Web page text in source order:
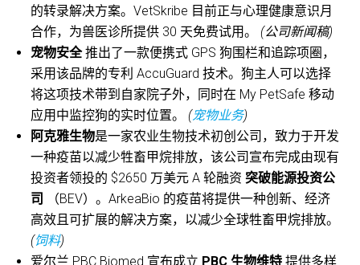
的转录解决方案。VetSkribe 目前正与心理健康意识月
合作，为兽医诊所提供 30 天免费试用。 (公司新闻稿)
宠物安全推出了一款便携式 GPS 狗围栏和追踪项圈，
采用该品牌的专利 AccuGuard 技术。狗主人可以选择
将这项技术带到自家院子外，同时在 My PetSafe 移动
应用中监控狗的实时位置。
(宠物业务)
阿克雅生物是一家农业生物技术初创公司，致力于开发
一种疫苗以减少牲畜甲烷排放，该公司宣布完成由现有
投资者领投的 $2650 万美元 A 轮融资突破能源投资公
司
（BEV）。ArkeaBio 的疫苗将提供一种创新、经济
高效且可扩展的解决方案，以减少全球牲畜甲烷排放。
(饲料)
爱尔兰 PBC Biomed 宣布成立 PBC 生物维特提供多样